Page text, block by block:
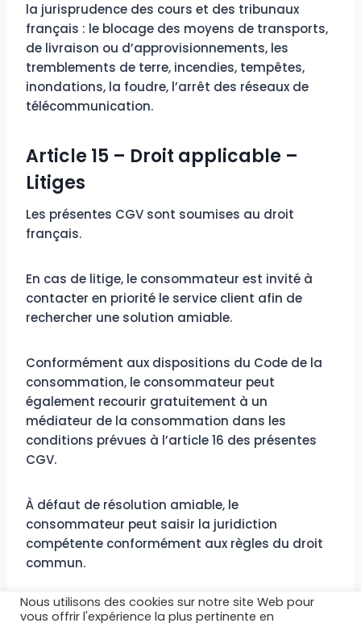
la jurisprudence des cours et des tribunaux
français : le blocage des moyens de transports,
de livraison ou d’approvisionnements, les
tremblements de terre, incendies, tempêtes,
inondations, la foudre, l’arrêt des réseaux de
télécommunication.
Article 15 – Droit applicable –
Litiges
Les présentes CGV sont soumises au droit
français.
En cas de litige, le consommateur est invité à
contacter en priorité le service client afin de
rechercher une solution amiable.
Conformément aux dispositions du Code de la
consommation, le consommateur peut
également recourir gratuitement à un
médiateur de la consommation dans les
conditions prévues à l’article 16 des présentes
CGV.
À défaut de résolution amiable, le
consommateur peut saisir la juridiction
compétente conformément aux règles du droit
commun.
Pour les litiges avec des professionnels ou